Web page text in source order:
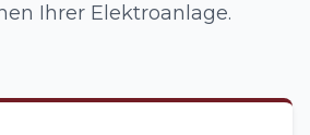
Ihrer Elektroanlage.